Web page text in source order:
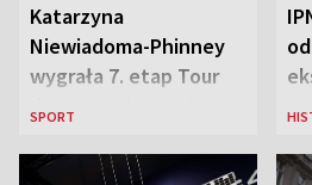
Katarzyna
Niewiadoma-Phinney
wygrała 7. etap Tour
de France i została
SPORT